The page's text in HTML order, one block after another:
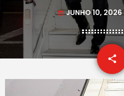
today JUNHO 10, 2026
share
email